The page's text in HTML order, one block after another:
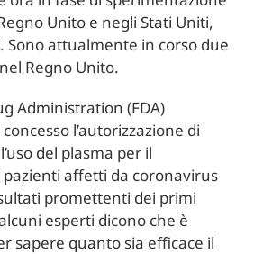
Unito e negli Stati Uniti,
Sono attualmente in corso due
Regno Unito.
Administration (FDA)
l’autorizzazione di
del plasma per il
affetti da coronavirus
promettenti dei primi
esperti dicono che è
sapere quanto sia efficace il